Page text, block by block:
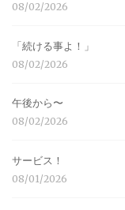
08/02/2026
「続ける事よ！」
08/02/2026
午後から〜
08/02/2026
サービス！
08/01/2026